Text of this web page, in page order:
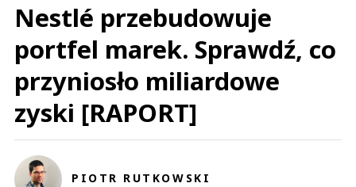
Nestlé przebudowuje
portfel marek. Sprawdź, co
przyniosło miliardowe
zyski [RAPORT]
PIOTR RUTKOWSKI